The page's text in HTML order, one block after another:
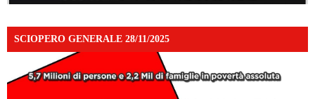
SCIOPERO GENERALE 28/11/2025